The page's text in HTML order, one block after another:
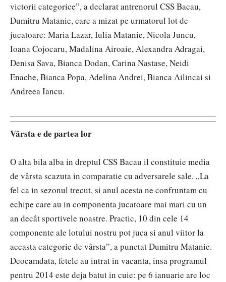
victorii categorice”, a declarat antrenorul CSS Bacau,
Dumitru Matanie, care a mizat pe urmatorul lot de
jucatoare: Maria Lazar, Iulia Matanie, Nicola Juncu,
Ioana Cojocaru, Madalina Airoaie, Alexandra Adragai,
Denisa Sava, Bianca Dodan, Carina Nastase, Neidi
Enache, Bianca Popa, Adelina Andrei, Bianca Ailincai si
Andreea Iancu.
Vârsta e de partea lor
O alta bila alba in dreptul CSS Bacau il constituie media
de vârsta scazuta in comparatie cu adversarele sale. „La
fel ca in sezonul trecut, si anul acesta ne confruntam cu
echipe care au in componenta jucatoare mai mari cu un
an decât sportivele noastre. Practic, 10 din cele 14
componente ale lotului nostru pot juca si anul viitor la
aceasta categorie de vârsta”, a punctat Dumitru Matanie.
Deocamdata, fetele au intrat in vacanta, insa programul
pentru 2014 este deja batut in cuie: pe 6 ianuarie are loc